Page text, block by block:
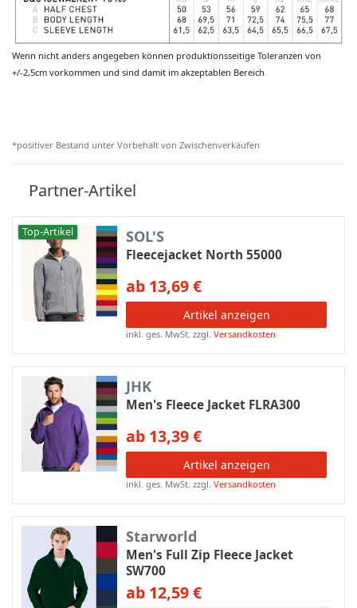
Wenn nicht anders angegeben können produktionsseitige Toleranzen von
+/-2,5cm vorkommen und sind damit im akzeptablen Bereich
*positiver Bestand unter Vorbehalt von Zwischenverkäufen
Partner-Artikel
Top-Artikel SOL'S
Fleecejacket North 55000
ab 13,69 €
Artikel anzeigen
inkl. ges. MwSt. zzgl.Versandkosten
JHK
Men's Fleece Jacket FLRA300
ab 13,39 €
Artikel anzeigen
inkl. ges. MwSt. zzgl.Versandkosten
Starworld
Men's Full Zip Fleece Jacket
SW700
ab 12,59 €